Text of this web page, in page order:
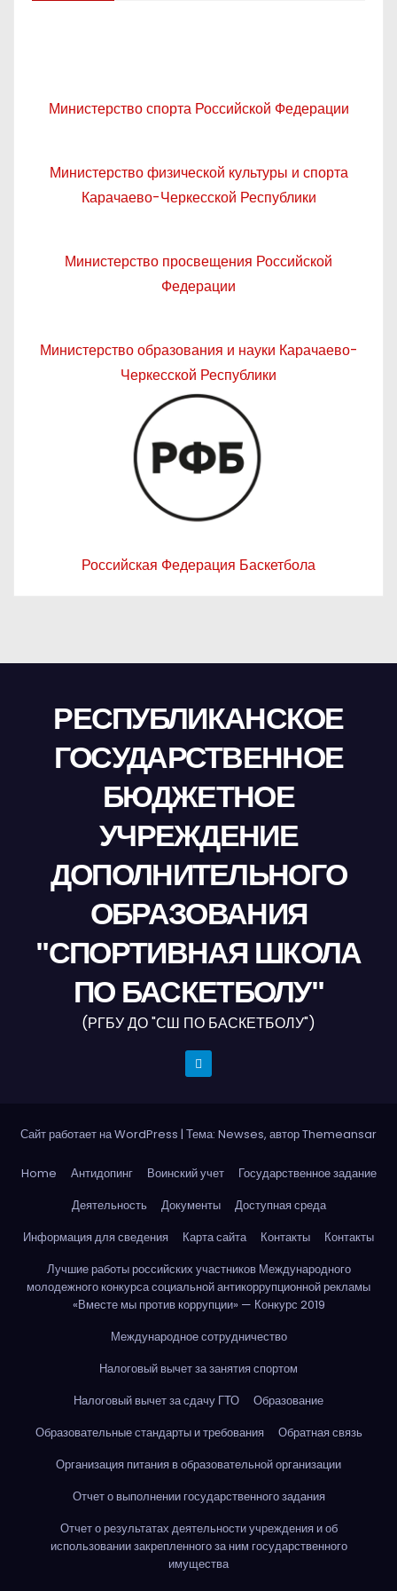
Министерство спорта Российской Федерации
Министерство физической культуры и спорта
Карачаево-Черкесской Республики
Министерство просвещения Российской
Федерации
Министерство образования и науки Карачаево-
Черкесской Республики
Российская Федерация Баскетбола
РЕСПУБЛИКАНСКОЕ
ГОСУДАРСТВЕННОЕ
БЮДЖЕТНОЕ
УЧРЕЖДЕНИЕ
ДОПОЛНИТЕЛЬНОГО
ОБРАЗОВАНИЯ
"СПОРТИВНАЯ ШКОЛА
ПО БАСКЕТБОЛУ"
(РГБУ ДО "СШ ПО БАСКЕТБОЛУ")
Сайт работает на WordPress | Тема: Newses, авторThemeansar
Home Антидопинг Воинский учет
Государственное задание
Деятельность
Документы
Доступная среда
Информация для сведения
Карта сайта Контакты
Контакты
Лучшие работы российских участников Международного
молодежного конкурса социальной антикоррупционной рекламы
«Вместе мы против коррупции» — Конкурс 2019
Международное сотрудничество
Налоговый вычет за занятия спортом
Налоговый вычет за сдачу ГТО
Образование
Образовательные стандарты и требования
Обратная связь
Организация питания в образовательной организации
Отчет о выполнении государственного задания
Отчет о результатах деятельности учреждения и об
использовании закрепленного за ним государственного
имущества